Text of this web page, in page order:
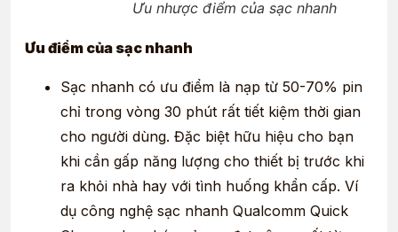
Ưu nhược điểm của sạc nhanh
Ưu điểm của sạc nhanh
Sạc nhanh có ưu điểm là nạp từ 50-70% pin
chỉ trong vòng 30 phút rất tiết kiệm thời gian
cho người dùng. Đặc biệt hữu hiệu cho bạn
khi cần gấp năng lượng cho thiết bị trước khi
ra khỏi nhà hay với tình huống khẩn cấp. Ví
dụ công nghệ sạc nhanh Qualcomm Quick